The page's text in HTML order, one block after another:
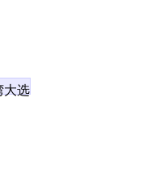
大选